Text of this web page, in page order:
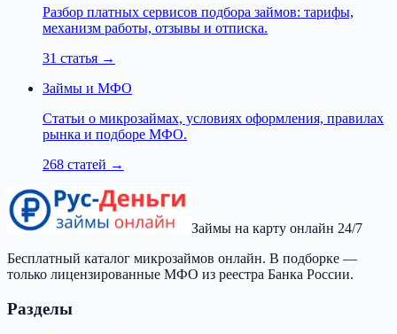
Разбор платных сервисов подбора займов: тарифы,
механизм работы, отзывы и отписка.
31 статья →
Займы и МФО
Статьи о микрозаймах, условиях оформления, правилах
рынка и подборе МФО.
268 статей →
Займы на карту онлайн 24/7
Бесплатный каталог микрозаймов онлайн. В подборке —
только лицензированные МФО из реестра Банка России.
Разделы